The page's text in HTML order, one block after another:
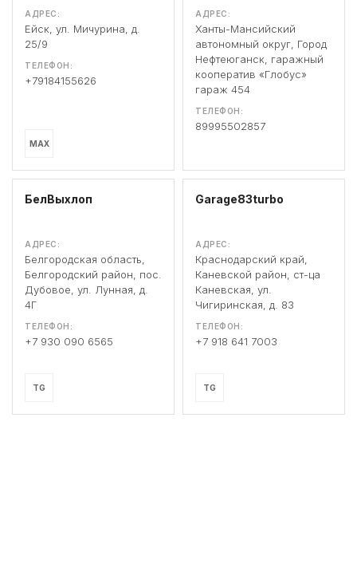
АДРЕС:
Ейск, ул. Мичурина, д.
25/9
ТЕЛЕФОН:
+79184155626
MAX
АДРЕС:
Ханты-Мансийский
автономный округ, Город
Нефтеюганск, гаражный
кооператив «Глобус»
гараж 454
ТЕЛЕФОН:
89995502857
БелВыхлоп
АДРЕС:
Белгородская область,
Белгородский район, пос.
Дубовое, ул. Лунная, д.
4Г
ТЕЛЕФОН:
+7 930 090 6565
TG
Garage83turbo
АДРЕС:
Краснодарский край,
Каневской район, ст-ца
Каневская, ул.
Чигиринская, д. 83
ТЕЛЕФОН:
+7 918 641 7003
TG